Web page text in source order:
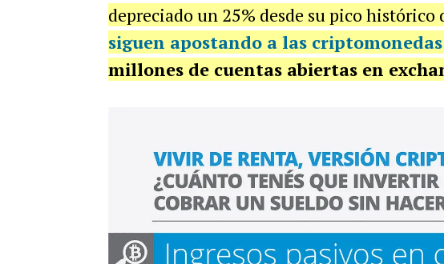
depreciado un 25% desde su pico histórico
siguen apostando a las criptomonedas
millones de cuentas abiertas en